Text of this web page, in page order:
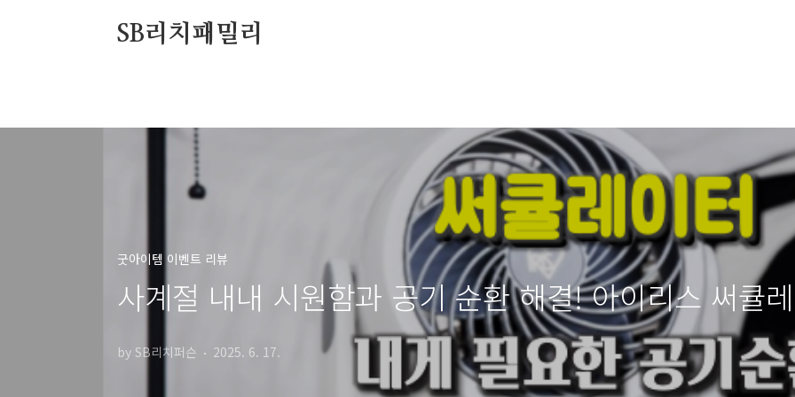
SB리치패밀리
굿아이템 이벤트 리뷰
사계절 내내 시원함과 공기 순환 해결! 아이리스 써큘
by SB리치퍼슨 2025. 6. 17.